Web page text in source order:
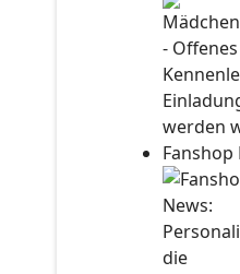
werden